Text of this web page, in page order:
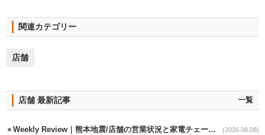
関連カテゴリー
店舗
店舗 最新記事 一覧
Weekly Review｜熊本地震/店舗の営業状況と家電チェーンの支援策 (2026.08.08)